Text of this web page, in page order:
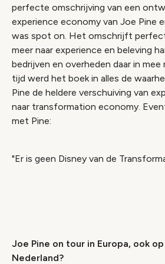
perfecte omschrijving van een
experience economy van Joe Pine
was spot on. Het omschrijft
meer naar experience en beleving
bedrijven en overheden daar in
tijd werd het boek in alles de
Pine de heldere verschuiving van
naar transformation economy.
met Pine:
"Er is geen Disney van de
Joe Pine on tour in Europa, ook
Nederland?